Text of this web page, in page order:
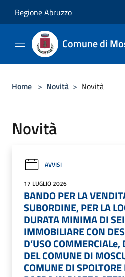
Regione Abruzzo
Comune di
Home > Novità > Novità
Novità
AVVISI
17 LUGLIO 2026
BANDO PER LA
SUBORDINE, PER LA
DURATA MINIMA DI
IMMOBILIARE CON
D’USO COMMERCIALe,
DEL COMUNE DI
COMUNE DI